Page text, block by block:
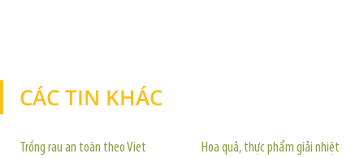
CÁC TIN KHÁC
Trồng rau an toàn theo Viet
Hoa quả, thực phẩm giải nhiệt